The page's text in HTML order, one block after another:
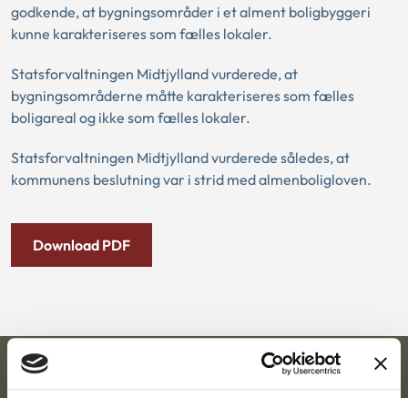
godkende, at bygningsområder i et alment boligbyggeri
kunne karakteriseres som fælles lokaler.
Statsforvaltningen Midtjylland vurderede, at
bygningsområderne måtte karakteriseres som fælles
boligareal og ikke som fælles lokaler.
Statsforvaltningen Midtjylland vurderede således, at
kommunens beslutning var i strid med almenboligloven.
Download PDF
Ankestyrelsen